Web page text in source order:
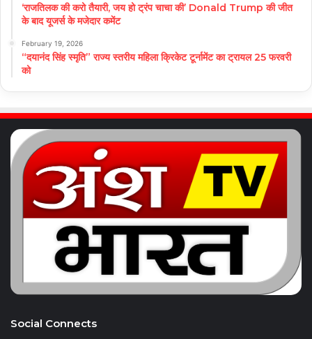
‘राजतिलक की करो तैयारी, जय हो ट्रंप चाचा की’ Donald Trump की जीत
के बाद यूजर्स के मजेदार कमेंट
February 19, 2026
“दयानंद सिंह स्मृति” राज्य स्तरीय महिला क्रिकेट टूर्नामेंट का ट्रायल 25 फरवरी
को
Social Connects